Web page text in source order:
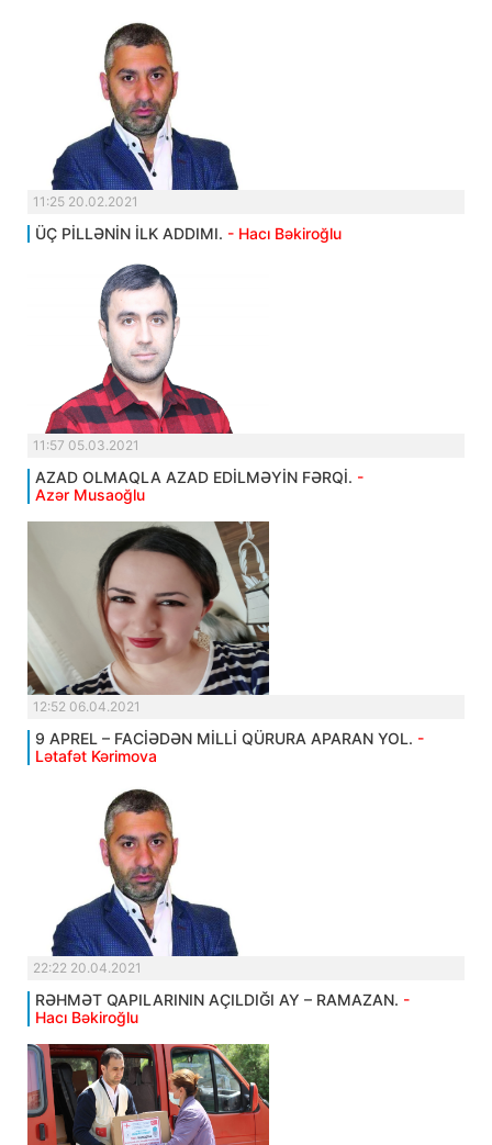
11:25 20.02.2021
ÜÇ PİLLƏNİN İLK ADDIMI. - Hacı Bəkiroğlu
11:57 05.03.2021
AZAD OLMAQLA AZAD EDİLMƏYİN FƏRQİ. -
Azər Musaoğlu
12:52 06.04.2021
9 APREL – FACİƏDƏN MİLLİ QÜRURA APARAN YOL. -
Lətafət Kərimova
22:22 20.04.2021
RƏHMƏT QAPILARININ AÇILDIĞI AY – RAMAZAN. -
Hacı Bəkiroğlu